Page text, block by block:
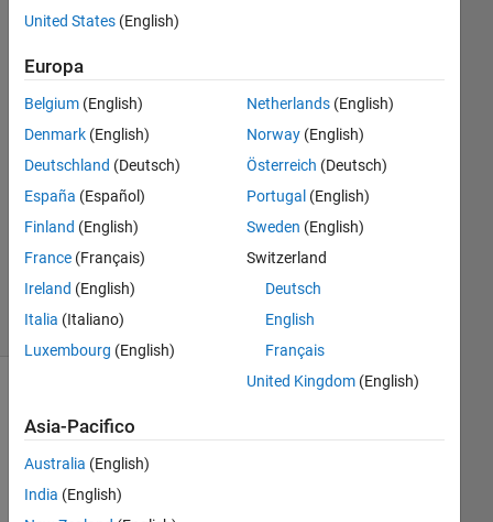
2025
2
Risposte
Risposta
accettata
Aggiornato
31 Gen
2025
Visualizzazioni
(30 giorni)
United States (English)
Europa
Belgium (English)
Denmark (English)
Deutschland (Deutsch)
España (Español)
Finland (English)
France (Français)
Ireland (English)
Italia (Italiano)
Luxembourg (English)
Netherlands(English)
Norway(English)
Österreich (Deutsch)
Portugal (English)
Sweden (English)
Switzerland
Deutsch
English
Français
United Kingdom(English)
Asia-Pacifico
Australia (English)
India (English)